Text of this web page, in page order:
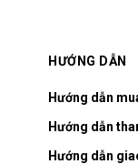
HƯỚNG DẪN
Hướng dẫn
Hướng dẫn
Hướng dẫn